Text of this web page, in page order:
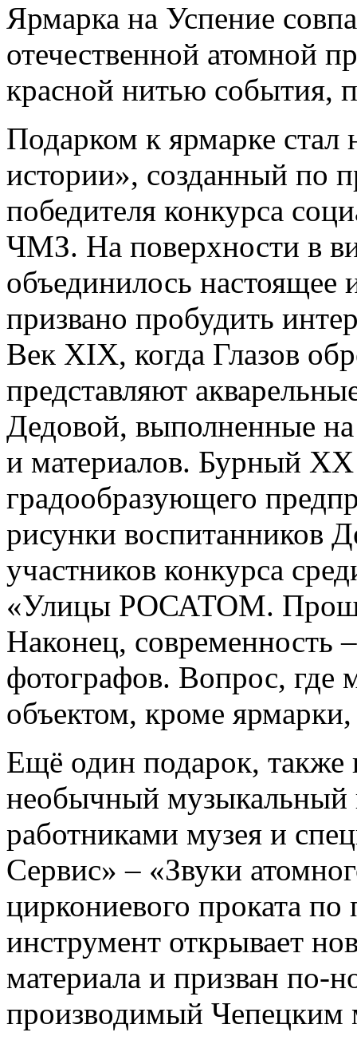
Ярмарка на Успение
отечественной атомной
красной нитью события,
Подарком к ярмарке стал
истории», созданный по
победителя конкурса
ЧМЗ. На поверхности в
объединилось настоящее
призвано пробудить
Век XIX, когда Глазов
представляют
Дедовой, выполненные
и материалов. Бурный XX
градообразующего
рисунки воспитанников
участников конкурса
«Улицы РОСАТОМ.
Наконец, современность
фотографов. Вопрос, где
объектом, кроме
Ещё один подарок, также
необычный музыкальный
работниками музея и
Сервис» – «Звуки
циркониевого проката
инструмент открывает
материала и призван по-
производимый Чепецким